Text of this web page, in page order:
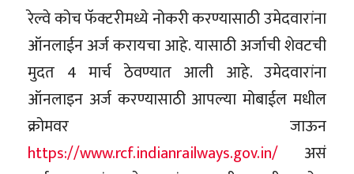
रेल्वे कोच फॅक्टरीमध्ये नोकरी करण्यासाठी उमेदवारांना
ऑनलाईन अर्ज करायचा आहे. यासाठी अर्जाची शेवटची
मुदत 4 मार्च ठेवण्यात आली आहे. उमेदवारांना
ऑनलाइन अर्ज करण्यासाठी आपल्या मोबाईल मधील
क्रोमवर जाऊन
https://www.rcf.indianrailways.gov.in/ असं